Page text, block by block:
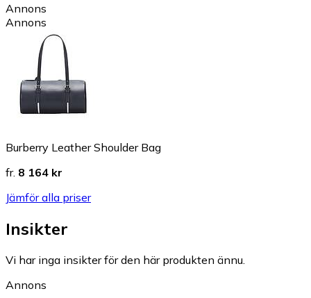
Annons
Annons
Burberry Leather Shoulder Bag
fr. 8 164 kr
Jämför alla priser
Insikter
Vi har inga insikter för den här produkten ännu.
Annons